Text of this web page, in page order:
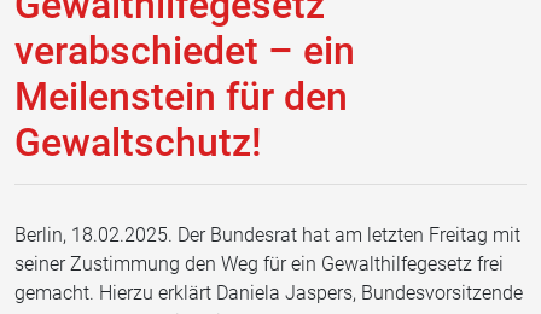
verabschiedet – ein
Meilenstein für den
Gewaltschutz!
Berlin, 18.02.2025. Der Bundesrat hat am letzten Freitag mit
seiner Zustimmung den Weg für ein Gewalthilfegesetz frei
gemacht. Hierzu erklärt Daniela Jaspers, Bundesvorsitzende